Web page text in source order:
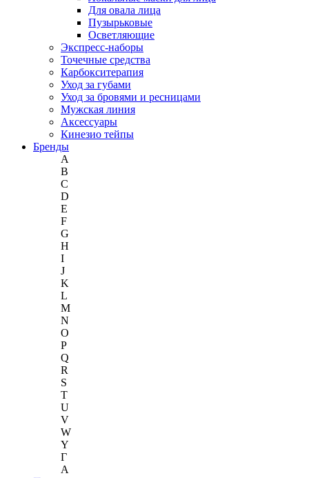
Для овала лица
Пузырьковые
Осветляющие
Экспресс-наборы
Точечные средства
Карбокситерапия
Уход за губами
Уход за бровями и ресницами
Мужская линия
Аксессуары
Кинезио тейпы
Бренды
A
B
C
D
E
F
G
H
I
J
K
L
M
N
O
P
Q
R
S
T
U
V
W
Y
Г
A